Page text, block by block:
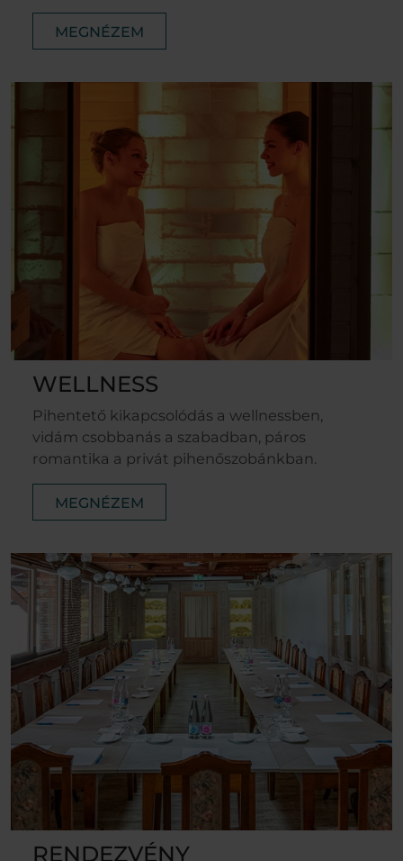
MEGNÉZEM
WELLNESS
Pihentető kikapcsolódás a wellnessben,
vidám csobbanás a szabadban, páros
romantika a privát pihenőszobánkban.
MEGNÉZEM
RENDEZVÉNY